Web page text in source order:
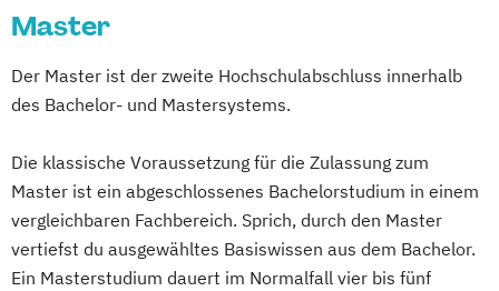
Marketing & Kommunikation
PR & Kommunikationsmanagement
Werbung und Markenführung
Master
Der Master ist der zweite Hochschulabschluss innerhalb
des Bachelor- und Mastersystems.
Die klassische Voraussetzung für die Zulassung zum
Master ist ein abgeschlossenes Bachelorstudium in einem
vergleichbaren Fachbereich. Sprich, durch den Master
vertiefst du ausgewähltes Basiswissen aus dem Bachelor.
Ein Masterstudium dauert im Normalfall vier bis fünf